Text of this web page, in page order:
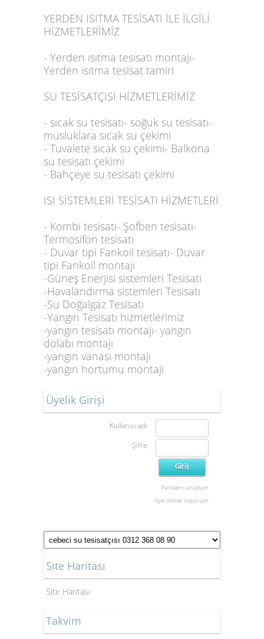
YERDEN ISITMA TESİSATI İLE İLGİLİ
HİZMETLERİMİZ
- Yerden ısıtma tesisatı montajı-
Yerden ısıtma tesisat tamiri
SU TESİSATÇISI HİZMETLERİMİZ
- sıcak su tesisatı- soğuk su tesisatı-
musluklara sıcak su çekimi
- Tuvalete sıcak su çekimi- Balkona
su tesisatı çekimi
- Bahçeye su tesisatı çekimi
ISI SİSTEMLERİ TESİSATI HİZMETLERİ
- Kombi tesisatı- Şofben tesisatı-
Termosifon tesisatı
- Duvar tipi Fankoil tesisatı- Duvar
tipi Fankoil montajı
-Güneş Enerjisi sistemleri Tesisatı
-Havalandırma sistemleri Tesisatı
-Su Doğalgaz Tesisatı
-Yangın Tesisatı hizmetlerimiz
-yangın tesisatı montajı- yangın
dolabı montajı
-yangın vanası montajı
-yangın hortumu montajı
Üyelik Girişi
Kullanıcı adı
Şifre
Parolamı unuttum
Üye olmak istiyorum
Site Haritası
Site Haritası
Takvim